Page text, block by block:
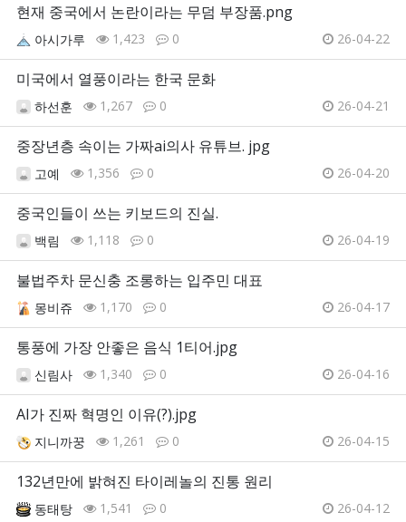
현재 중국에서 논란이라는 무덤 부장품.png
아시가루 1,423 0 26-04-22
미국에서 열풍이라는 한국 문화
하선훈 1,267 0 26-04-21
중장년층 속이는 가짜ai의사 유튜브. jpg
고예 1,356 0 26-04-20
중국인들이 쓰는 키보드의 진실.
백림 1,118 0 26-04-19
불법주차 문신충 조롱하는 입주민 대표
몽비쥬 1,170 0 26-04-17
통풍에 가장 안좋은 음식 1티어.jpg
신림사 1,340 0 26-04-16
AI가 진짜 혁명인 이유(?).jpg
지니까꿍 1,261 0 26-04-15
132년만에 밝혀진 타이레놀의 진통 원리
동태탕 1,541 0 26-04-12